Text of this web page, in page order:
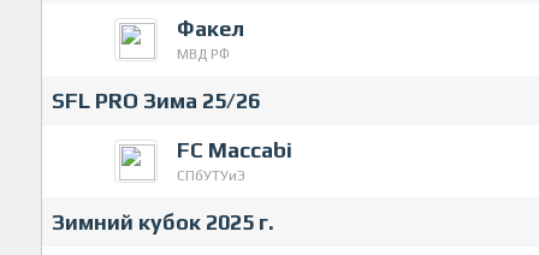
Факел
МВД РФ
SFL PRO Зима 25/26
FC Maccabi
СПбУТУиЭ
Зимний кубок 2025 г.